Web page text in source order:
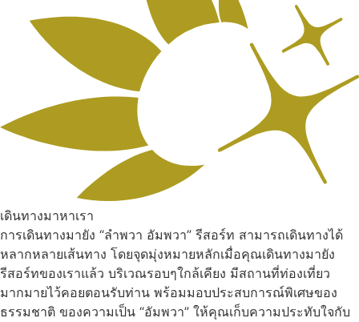
เดินทางมาหาเรา
การเดินทางมายัง “ลำพวา อัมพวา” รีสอร์ท สามารถเดินทางได้
หลากหลายเส้นทาง โดยจุดมุ่งหมายหลักเมื่อคุณเดินทางมายัง
รีสอร์ทของเราแล้ว บริเวณรอบๆใกล้เคียง มีสถานที่ท่องเที่ยว
มากมายไว้คอยตอนรับท่าน พร้อมมอบประสบการณ์พิเศษของ
ธรรมชาติ ของความเป็น “อัมพวา” ให้คุณเก็บความประทับใจกับ